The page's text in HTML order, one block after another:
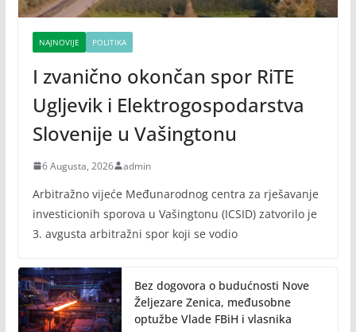
NAJNOVIJE POLITIKA
I zvanično okončan spor RiTE
Ugljevik i Elektrogospodarstva
Slovenije u Vašingtonu
6 Augusta, 2026 admin
Arbitražno vijeće Međunarodnog centra za rješavanje
investicionih sporova u Vašingtonu (ICSID) zatvorilo je
3. avgusta arbitražni spor koji se vodio
Bez dogovora o budućnosti Nove
Željezare Zenica, međusobne
optužbe Vlade FBiH i vlasnika